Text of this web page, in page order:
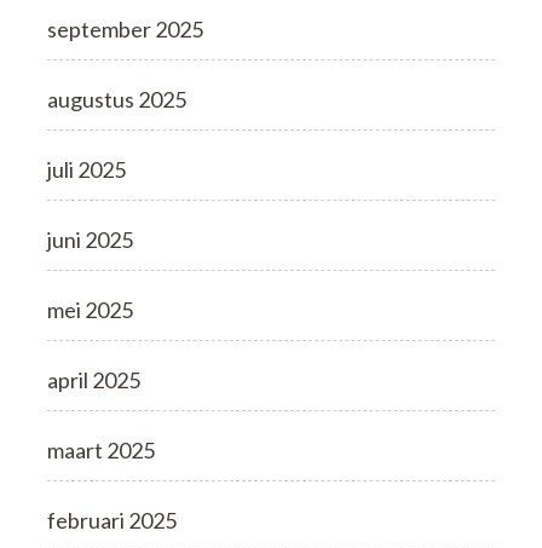
september 2025
augustus 2025
juli 2025
juni 2025
mei 2025
april 2025
maart 2025
februari 2025